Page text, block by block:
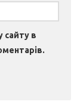
сайту в